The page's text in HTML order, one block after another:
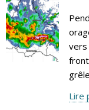
vers
Lire